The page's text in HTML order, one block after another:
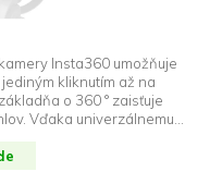
Insta360 umožňuje
kliknutím až na
o 360 ° zaisťuje
Vďaka univerzálnemu
4" závit). Kompatibilný s
Ace Pro 2 a Insta360 GO